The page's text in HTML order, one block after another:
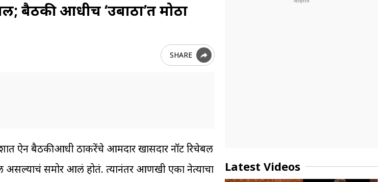
बैठकी आधीच ‘उबाठा’त मोठा
SHARE
ऐन बैठकीआधी ठाकरेंचे आमदार खासदार नॉट रिचेबल
असल्याचं समोर आलं होतं. त्यानंतर आणखी एका नेत्याचा
Latest Videos